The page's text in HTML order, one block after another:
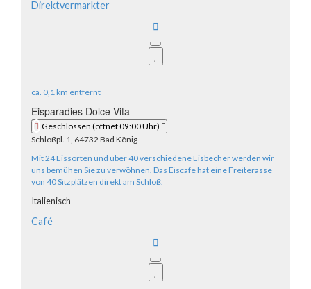
Direktvermarkter
ca. 0,1 km entfernt
Eisparadies Dolce Vita
Geschlossen (öffnet 09:00 Uhr)
Schloßpl. 1, 64732 Bad König
Mit 24 Eissorten und über 40 verschiedene Eisbecher werden wir
uns bemühen Sie zu verwöhnen. Das Eiscafe hat eine Freiterasse
von 40 Sitzplätzen direkt am Schloß.
Italienisch
Café